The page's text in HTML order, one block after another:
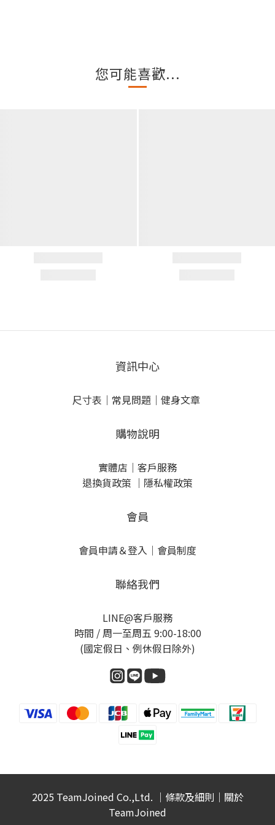
您可能喜歡...
資訊中心
尺寸表 ｜ 常見問題 ｜ 健身文章
購物說明
實體店 ｜ 客戶服務
退換貨政策 ｜ 隱私權政策
會員
會員申請＆登入 ｜ 會員制度
聯絡我們
LINE@客戶服務
時間 / 周一至周五 9:00-18:00
(國定假日、例休假日除外)
2025 TeamJoined Co.,Ltd. ｜ 條款及細則 ｜ 關於
TeamJoined